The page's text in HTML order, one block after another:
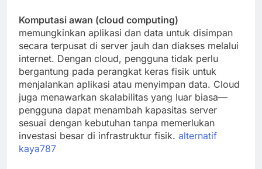
Komputasi awan (cloud computing)
memungkinkan aplikasi dan data untuk disimpan
secara terpusat di server jauh dan diakses melalui
internet. Dengan cloud, pengguna tidak perlu
bergantung pada perangkat keras fisik untuk
menjalankan aplikasi atau menyimpan data. Cloud
juga menawarkan skalabilitas yang luar biasa—
pengguna dapat menambah kapasitas server
sesuai dengan kebutuhan tanpa memerlukan
investasi besar di infrastruktur fisik. alternatif
kaya787